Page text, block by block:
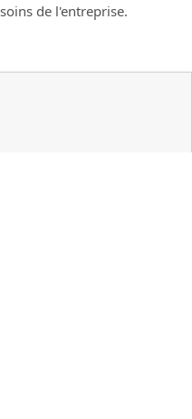
de l'entreprise.